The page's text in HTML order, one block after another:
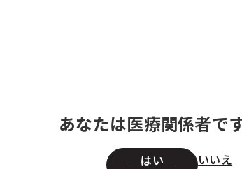
あなたは医療関係者で
はい いいえ